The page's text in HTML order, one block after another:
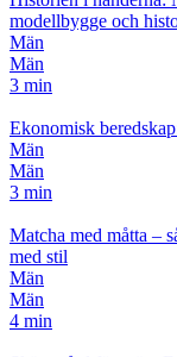
modellbygge och
Män
Män
3 min
Ekonomisk
Män
Män
3 min
Matcha med måtta –
med stil
Män
Män
4 min